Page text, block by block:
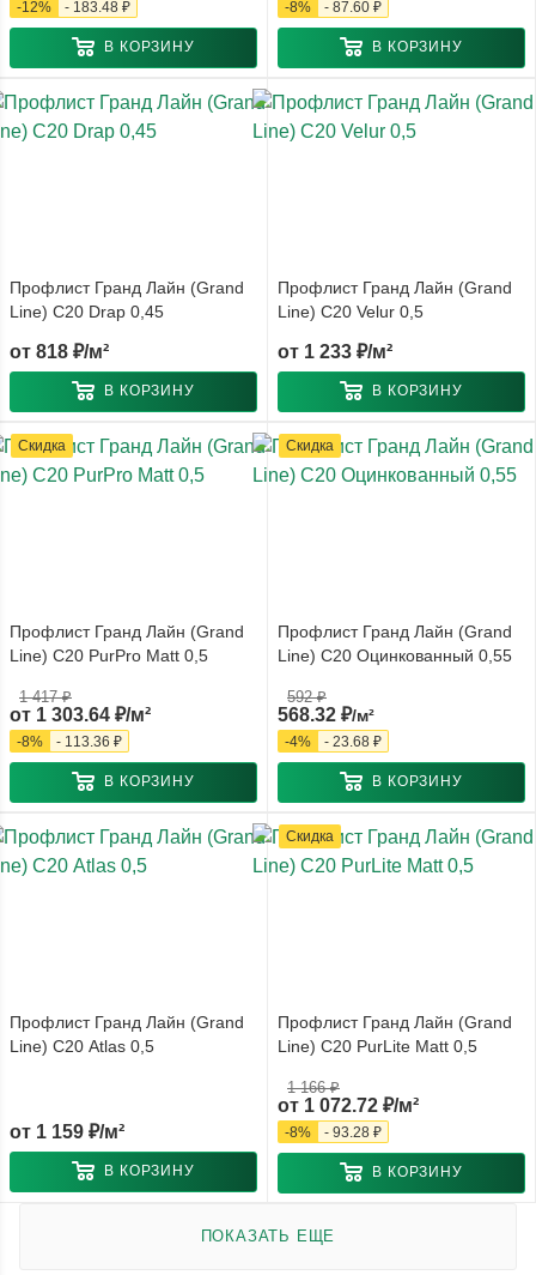
-12% - 183.48 ₽
В КОРЗИНУ
-8% - 87.60 ₽
В КОРЗИНУ
Профлист Гранд Лайн (Grand
Line) С20 Drap 0,45
от 818 ₽/м²
В КОРЗИНУ
Профлист Гранд Лайн (Grand
Line) С20 Velur 0,5
от 1 233 ₽/м²
В КОРЗИНУ
Скидка
Профлист Гранд Лайн (Grand
Line) С20 PurPro Matt 0,5
от 1 303.64 ₽/м²
1 417 ₽
-8% - 113.36 ₽
В КОРЗИНУ
Скидка
Профлист Гранд Лайн (Grand
Line) С20 Оцинкованный 0,55
568.32 ₽/м²
592₽
-4% - 23.68 ₽
В КОРЗИНУ
Профлист Гранд Лайн (Grand
Line) С20 Atlas 0,5
от 1 159 ₽/м²
В КОРЗИНУ
Скидка
Профлист Гранд Лайн (Grand
Line) С20 PurLite Matt 0,5
от 1 072.72 ₽/м²
1 166 ₽
-8% - 93.28 ₽
В КОРЗИНУ
ПОКАЗАТЬ ЕЩЕ